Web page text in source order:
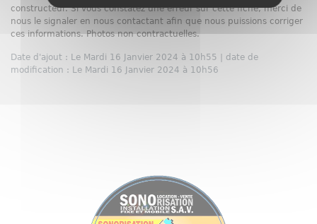
constructeur. Si vous constatez une erreur sur cette fiche, merci de
nous le signaler en nous contactant afin que nous puissions corriger
ces informations. Photos non contractuelles.
Date d'ajout : Le Mardi 16 Janvier 2024 à 10h55 | date de
modification : Le Mardi 16 Janvier 2024 à 10h56